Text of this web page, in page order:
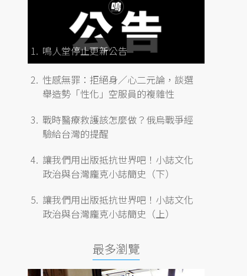
鳴人堂停止更新公告
性感無罪：拒絕身／心二元論，談選
舉造勢「性化」空服員的複雜性
戰時醫療救護該怎麼做？俄烏戰爭經
驗給台灣的提醒
讓我們用出版抵抗世界吧！小誌文化
政治與台灣龐克小誌簡史（下）
讓我們用出版抵抗世界吧！小誌文化
政治與台灣龐克小誌簡史（上）
最多瀏覽